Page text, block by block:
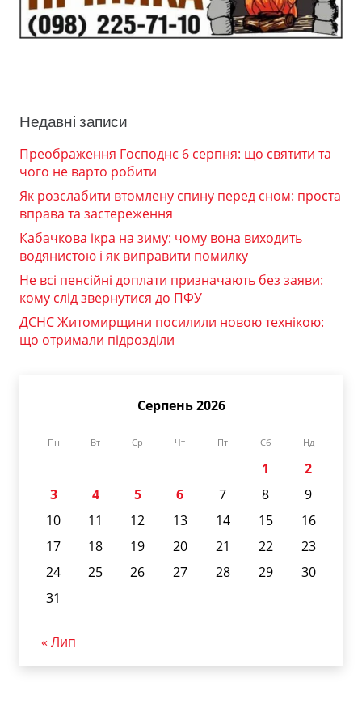
Недавні записи
Преображення Господнє 6 серпня: що святити та
чого не варто робити
Як розслабити втомлену спину перед сном: проста
вправа та застереження
Кабачкова ікра на зиму: чому вона виходить
водянистою і як виправити помилку
Не всі пенсійні доплати призначають без заяви:
кому слід звернутися до ПФУ
ДСНС Житомирщини посилили новою технікою:
що отримали підрозділи
Серпень 2026
Пн Вт Ср Чт Пт Сб Нд
1
2
3
4 5 6 7 8
9
10
11 12 13 14 15
16
17
18 19 20 21 22
23
24
25 26 27 28 29
30
31
« Лип